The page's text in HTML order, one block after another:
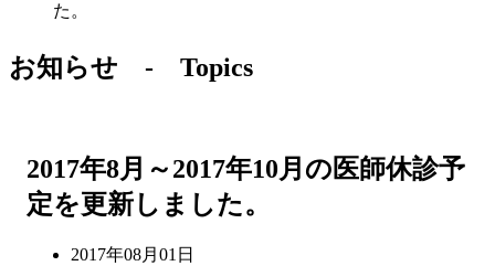
た。
お知らせ - Topics
2017年8月～2017年10月の医師休診予
定を更新しました。
2017年08月01日